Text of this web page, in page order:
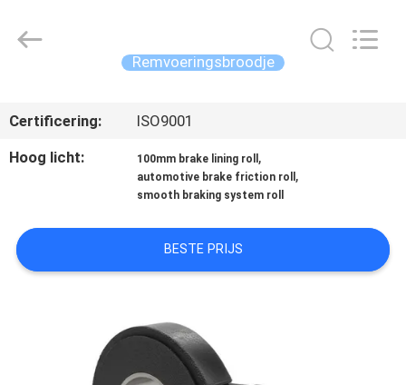
PRODUCTEN
ONS
KWALITEITSCONTROLE
Remvoeringsbroodje
Certificering:
ISO9001
Hoog licht:
100mm brake lining roll ,
automotive brake friction roll ,
smooth braking system roll
BESTE PRIJS